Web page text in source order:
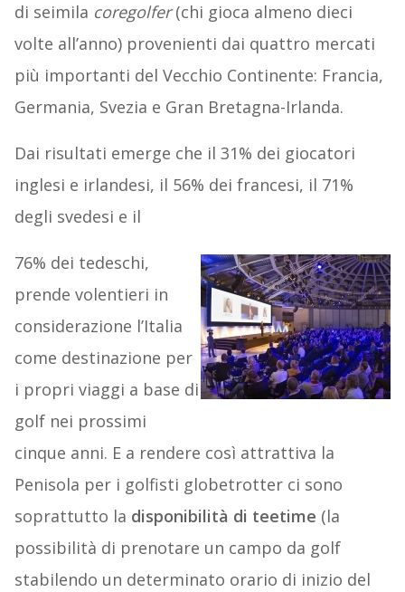
di seimila coregolfer(chi gioca almeno dieci
volte all’anno) provenienti dai quattro mercati
più importanti del Vecchio Continente: Francia,
Germania, Svezia e Gran Bretagna-Irlanda.
Dai risultati emerge che il 31% dei giocatori
inglesi e irlandesi, il 56% dei francesi, il 71%
degli svedesi e il
76% dei tedeschi,
prende volentieri in
considerazione l’Italia
come destinazione per
i propri viaggi a base di
golf nei prossimi
cinque anni. E a rendere così attrattiva la
Penisola per i golfisti globetrotter ci sono
soprattutto la disponibilità di teetime (la
possibilità di prenotare un campo da golf
stabilendo un determinato orario di inizio del